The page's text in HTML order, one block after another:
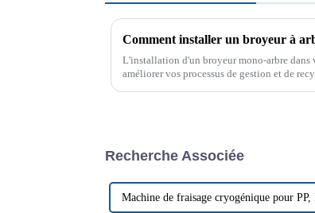
Comment installer un broyeur à
L'installation d'un broyeur mono-arbre dans
améliorer vos processus de gestion et de
Recherche Associée
Machine de fraisage cryogénique pour